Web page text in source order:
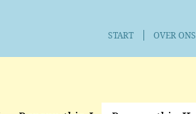
START OVER ONS